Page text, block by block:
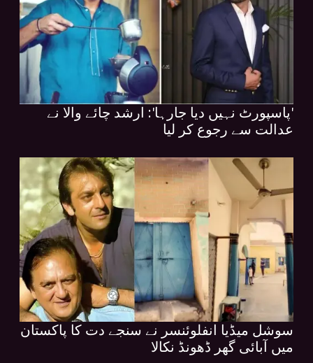
'پاسپورٹ نہیں دیا جارہا': ارشد چائے والا نے
عدالت سے رجوع کر لیا
سوشل میڈیا انفلوئنسر نے سنجے دت کا پاکستان
میں آبائی گھر ڈھونڈ نکالا